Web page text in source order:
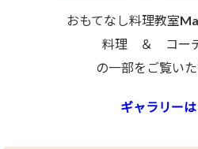
おもてなし料理教室
料理 ＆ コー
の一部をご覧いた
ギャラリー